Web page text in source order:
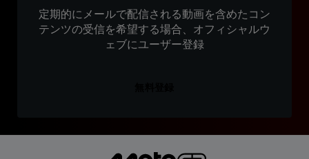
定期的にメールで配信される動画を含めたコン
テンツの受信を希望する場合、オフィシャルウ
ェブにユーザー登録